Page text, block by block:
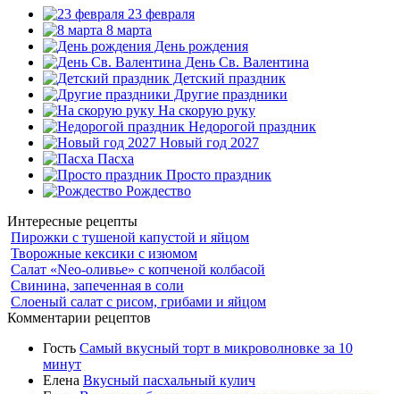
23 февраля
8 марта
День рождения
День Св. Валентина
Детский праздник
Другие праздники
На скорую руку
Недорогой праздник
Новый год 2027
Пасха
Просто праздник
Рождество
Интересные рецепты
Пирожки с тушеной капустой и яйцом
Творожные кексики с изюмом
Салат «Neo-оливье» с копченой колбасой
Свинина, запеченная в соли
Слоеный салат с рисом, грибами и яйцом
Комментарии рецептов
Гость Самый вкусный торт в микроволновке за 10
минут
Елена Вкусный пасхальный кулич